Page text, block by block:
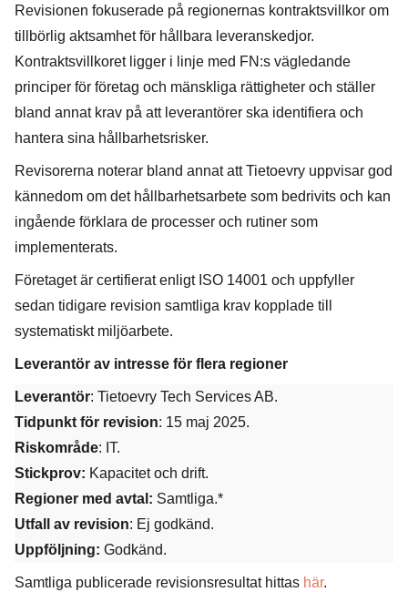
Revisionen fokuserade på regionernas kontraktsvillkor om
tillbörlig aktsamhet för hållbara leveranskedjor.
Kontraktsvillkoret ligger i linje med FN:s vägledande
principer för företag och mänskliga rättigheter och ställer
bland annat krav på att leverantörer ska identifiera och
hantera sina hållbarhetsrisker.
Revisorerna noterar bland annat att Tietoevry uppvisar god
kännedom om det hållbarhetsarbete som bedrivits och kan
ingående förklara de processer och rutiner som
implementerats.
Företaget är certifierat enligt ISO 14001 och uppfyller
sedan tidigare revision samtliga krav kopplade till
systematiskt miljöarbete.
Leverantör av intresse för flera regioner
Leverantör: Tietoevry Tech Services AB.
Tidpunkt för revision: 15 maj 2025.
Riskområde: IT.
Stickprov: Kapacitet och drift.
Regioner med avtal: Samtliga.*
Utfall av revision: Ej godkänd.
Uppföljning: Godkänd.
Samtliga publicerade revisionsresultat hittas här.